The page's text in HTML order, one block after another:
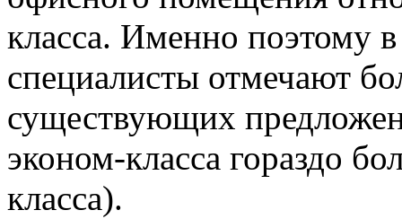
класса. Именно поэтому
специалисты отмечают
существующих
эконом-класса гораздо
класса).